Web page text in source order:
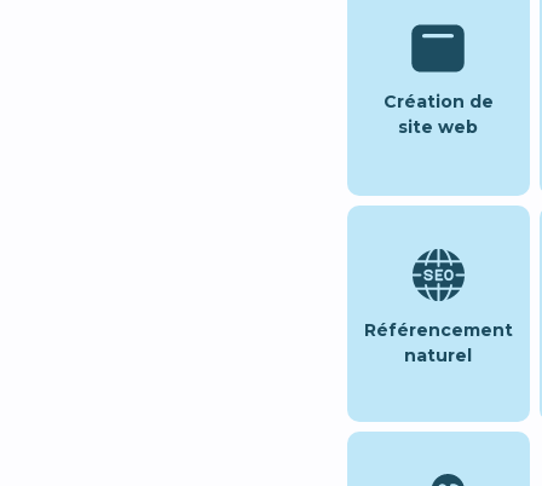
Création de
site web
Référencement
naturel